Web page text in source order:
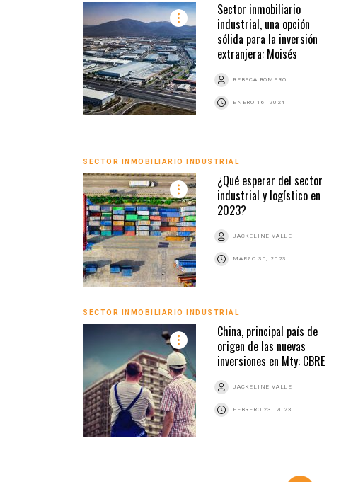
Sector inmobiliario
industrial, una opción
sólida para la inversión
extranjera: Moisés
REBECA ROMERO
ENERO 16, 2024
SECTOR INMOBILIARIO INDUSTRIAL
¿Qué esperar del sector
industrial y logístico en
2023?
JACKELINE VALLE
MARZO 30, 2023
SECTOR INMOBILIARIO INDUSTRIAL
China, principal país de
origen de las nuevas
inversiones en Mty: CBRE
JACKELINE VALLE
FEBRERO 23, 2023